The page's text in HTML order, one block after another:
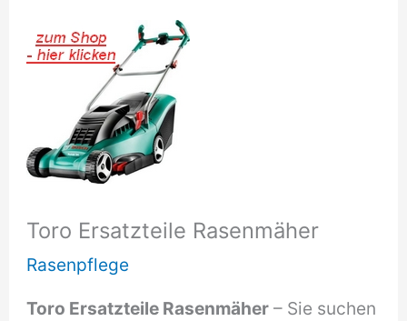
Toro Ersatzteile Rasenmäher
Rasenpflege
Toro Ersatzteile Rasenmäher – Sie suchen